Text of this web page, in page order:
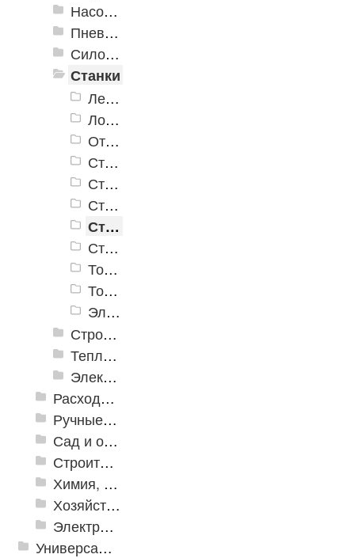
Насосное оборудование
Пневматика
Силовое оборудование
Станки
Ленточные пилы
Лобзиковые станки
Отрезные (монтажные) пилы
Станки распиловочные (циркулярные)
Станки рейсмусовые
Станки сверлильные
Станки фуговально-рейсмусовые
Станки шлифовальные
Токарные станки
Точила
Электроплиткорезы
Строительное оборудование
Тепло и клининговое оборудование (уборка)
Электроинструменты
Расходные инструменты
Ручные инструменты
Сад и огород
Строительная Химия и принадлежности
Химия, крепеж, СИЗ
Хозяйственные принадлежности
Электрика и свет
Универсальные модульные покрытия